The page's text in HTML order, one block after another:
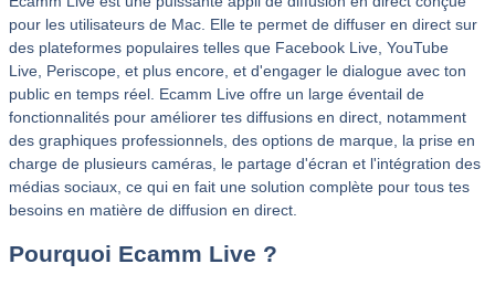
pour les utilisateurs de Mac. Elle te permet de diffuser en direct sur
des plateformes populaires telles que Facebook Live, YouTube
Live, Periscope, et plus encore, et d'engager le dialogue avec ton
public en temps réel. Ecamm Live offre un large éventail de
fonctionnalités pour améliorer tes diffusions en direct, notamment
des graphiques professionnels, des options de marque, la prise en
charge de plusieurs caméras, le partage d'écran et l'intégration des
médias sociaux, ce qui en fait une solution complète pour tous tes
besoins en matière de diffusion en direct.
Pourquoi Ecamm Live ?